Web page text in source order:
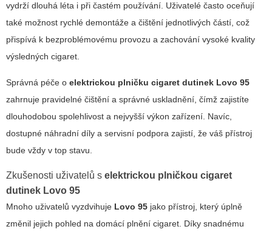
vydrží dlouhá léta i při častém používání. Uživatelé často oceňují
také možnost rychlé demontáže a čištění jednotlivých částí, což
přispívá k bezproblémovému provozu a zachování vysoké kvality
výsledných cigaret.
Správná péče o elektrickou plničku cigaret dutinek Lovo 95
zahrnuje pravidelné čištění a správné uskladnění, čímž zajistíte
dlouhodobou spolehlivost a nejvyšší výkon zařízení. Navíc,
dostupné náhradní díly a servisní podpora zajistí, že váš přístroj
bude vždy v top stavu.
Zkušenosti uživatelů s elektrickou plničkou cigaret
dutinek Lovo 95
Mnoho uživatelů vyzdvihuje Lovo 95 jako přístroj, který úplně
změnil jejich pohled na domácí plnění cigaret. Díky snadnému